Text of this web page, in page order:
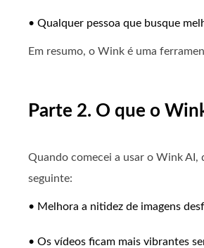
• Qualquer pessoa que busque
Em resumo, o Wink é uma
Parte 2. O que o
Quando comecei a usar o Wink AI,
seguinte:
• Melhora a nitidez de imagens
• Os vídeos ficam mais vibrantes